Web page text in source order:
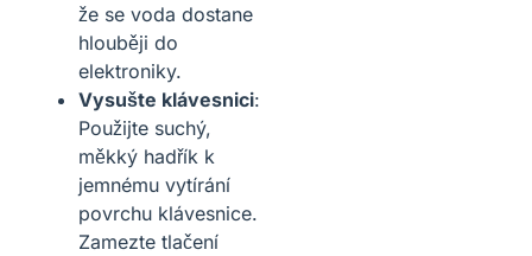
že se voda dostane
hlouběji do
elektroniky.
Vysušte klávesnici:
Použijte suchý,
měkký hadřík k
jemnému vytírání
povrchu klávesnice.
Zamezte tlačení